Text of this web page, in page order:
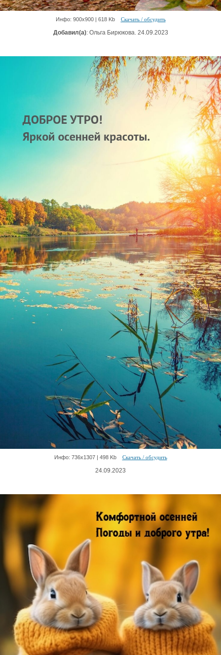
Инфо: 900х900 | 618 Kb Скачать / обсудить
Добавил(а): Ольга Бирюкова. 24.09.2023
Инфо: 736х1307 | 498 Kb Скачать / обсудить
24.09.2023